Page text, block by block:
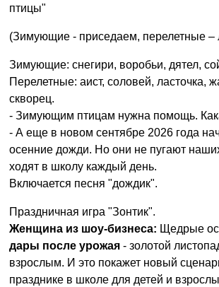
птицы"
(Зимующие - приседаем, перелетные –
Зимующие: снегири, воробьи, дятел,
Перелетные: аист, соловей, ласточка,
скворец.
- Зимующим птицам нужна помощь.
- А еще в новом сентябре 2026 года
осенние дожди. Но они не пугают
ходят в школу каждый день.
Включается песня "дождик".
Праздничная игра "Зонтик".
Женщина из шоу-бизнеса: Щедрые
дары после урожая - золотой
взрослым. И это покажет новый
празднике в школе для детей и